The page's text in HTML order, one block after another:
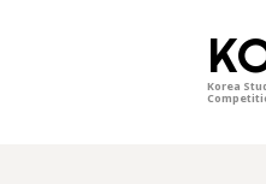
Korea